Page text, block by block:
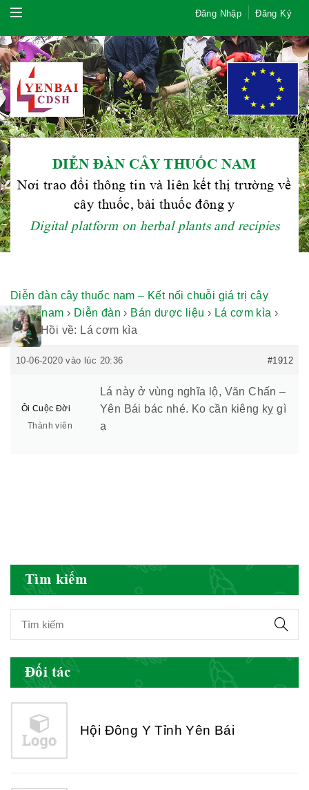
Đăng Nhập Đăng Ký
DIỄN ĐÀN CÂY THUỐC NAM
Nơi trao đổi thông tin và liên kết thị trường về
cây thuốc, bài thuốc đông y
Digital platform on herbal plants and recipies
Diễn đàn cây thuốc nam – Kết nối chuỗi giá trị cây
thuốc nam › Diễn đàn › Bán dược liệu › Lá cơm kìa ›
Phản Hồi về: Lá cơm kìa
10-06-2020 vào lúc 20:36 #1912
Ôi Cuộc Đời
Thành viên
Lá này ở vùng nghĩa lộ, Văn Chấn –
Yên Bái bác nhé. Ko cần kiêng kỵ gì
ạ
Tìm kiếm
Đối tác
Hội Đông Y TP. Hà Nội
Nam
Cục quản lý y dược cổ truyền -
Hội Đông Y Việt Nam
Hội Đông Y Tỉnh Yên Bái